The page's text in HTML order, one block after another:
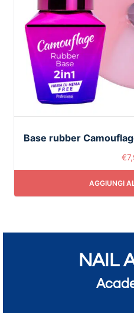
Base rubber
€
AGGIUNGI
NAIL